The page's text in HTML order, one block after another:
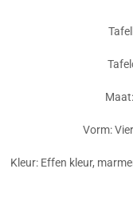
Vorm:
Kleur: Effen kleur,